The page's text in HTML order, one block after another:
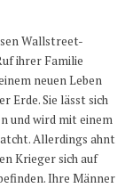
Wallstreet-
ihrer Familie
neuen Leben
Erde. Sie lässt sich
und wird mit einem
Allerdings ahnt
Krieger sich auf
Ihre Männer